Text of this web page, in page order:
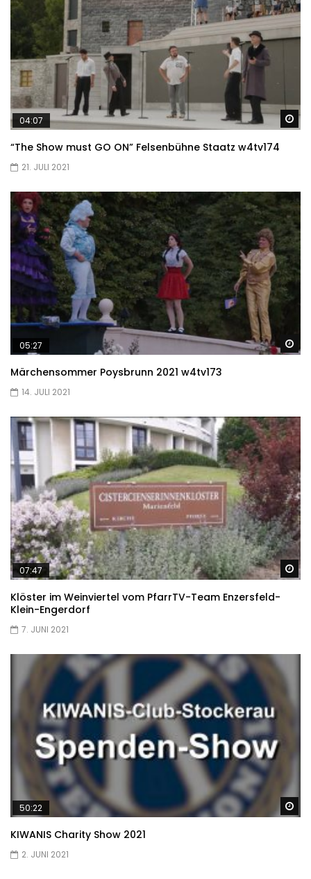
04:07
“The Show must GO ON” Felsenbühne Staatz w4tv174
21. JULI 2021
05:27
Märchensommer Poysbrunn 2021 w4tv173
14. JULI 2021
07:47
Klöster im Weinviertel vom PfarrTV-Team Enzersfeld-
Klein-Engerdorf
7. JUNI 2021
50:22
KIWANIS Charity Show 2021
2. JUNI 2021